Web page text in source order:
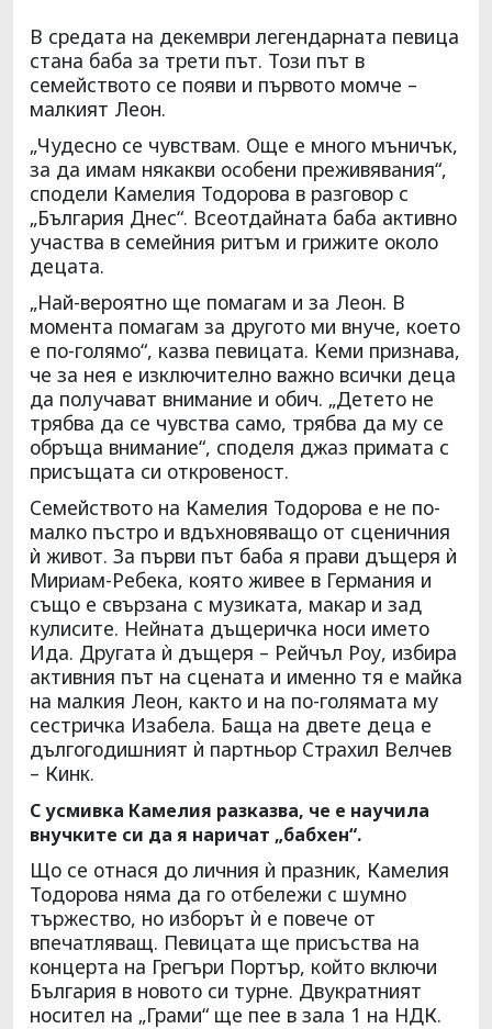
В средата на декември легендарната певица
стана баба за трети път. Този път в
семейството се появи и първото момче –
малкият Леон.
„Чудесно се чувствам. Още е много мъничък,
за да имам някакви особени преживявания“,
сподели Камелия Тодорова в разговор с
„България Днес“. Всеотдайната баба активно
участва в семейния ритъм и грижите около
децата.
„Най-вероятно ще помагам и за Леон. В
момента помагам за другото ми внуче, което
е по-голямо“, казва певицата. Кеми признава,
че за нея е изключително важно всички деца
да получават внимание и обич. „Детето не
трябва да се чувства само, трябва да му се
обръща внимание“, споделя джаз примата с
присъщата си откровеност.
Семейството на Камелия Тодорова е не по-
малко пъстро и вдъхновяващо от сценичния
ѝ живот. За първи път баба я прави дъщеря ѝ
Мириам-Ребека, която живее в Германия и
също е свързана с музиката, макар и зад
кулисите. Нейната дъщеричка носи името
Ида. Другата ѝ дъщеря – Рейчъл Роу, избира
активния път на сцената и именно тя е майка
на малкия Леон, както и на по-голямата му
сестричка Изабела. Баща на двете деца е
дългогодишният ѝ партньор Страхил Велчев
– Кинк.
С усмивка Камелия разказва, че е научила
внучките си да я наричат „бабхен“.
Що се отнася до личния ѝ празник, Камелия
Тодорова няма да го отбележи с шумно
тържество, но изборът ѝ е повече от
впечатляващ. Певицата ще присъства на
концерта на Грегъри Портър, който включи
България в новото си турне. Двукратният
носител на „Грами“ ще пее в зала 1 на НДК.